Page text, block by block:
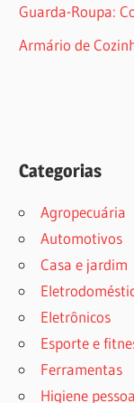
Guarda-Roupa:
Armário de
Categorias
Agropecuária
Automotivos
Casa e jardim
Eletrônicos
Esporte e
Ferramentas
Higiene